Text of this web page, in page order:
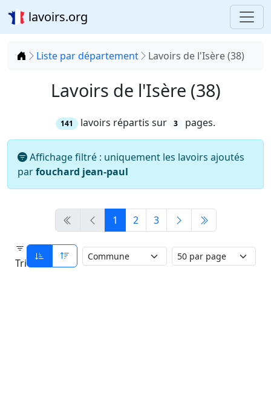
lavoirs.org
Accueil
Liste par département Lavoirs de l'Isère (38)
Lavoirs de l'Isère (38)
141 lavoirs répartis sur 3 pages.
Affichage filtré : uniquement les lavoirs ajoutés
parfouchard jean-paul
1 2 3
Tri